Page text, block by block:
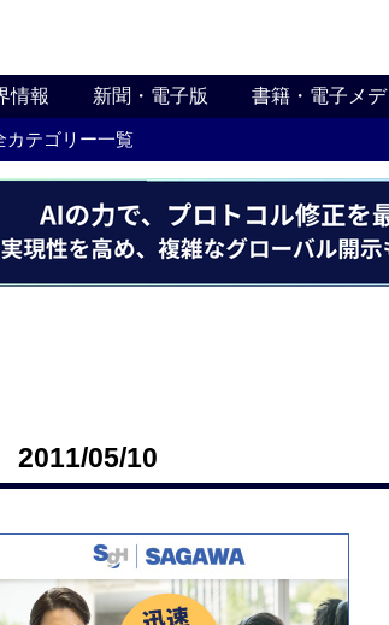
情報 新聞・電子版 書籍・電子メ
カテゴリー一覧
2011/05/10